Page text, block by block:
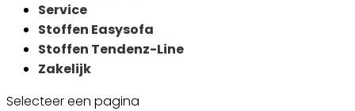
Service
Stoffen Easysofa
Stoffen Tendenz-Line
Zakelijk
Selecteer een pagina